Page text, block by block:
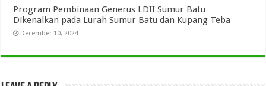
Program Pembinaan Generus LDII Sumur Batu
Dikenalkan pada Lurah Sumur Batu dan Kupang Teba
December 10, 2024